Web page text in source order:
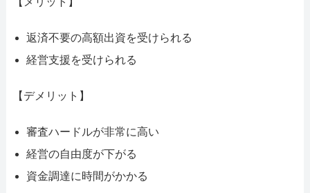
返済不要の高額出資を受けられる
経営支援を受けられる
【デメリット】
審査ハードルが非常に高い
経営の自由度が下がる
資金調達に時間がかかる